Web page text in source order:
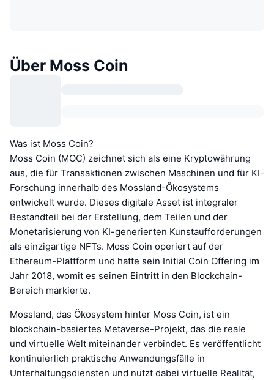
Über Moss Coin
Was ist Moss Coin?
Moss Coin (MOC) zeichnet sich als eine Kryptowährung
aus, die für Transaktionen zwischen Maschinen und für KI-
Forschung innerhalb des Mossland-Ökosystems
entwickelt wurde. Dieses digitale Asset ist integraler
Bestandteil bei der Erstellung, dem Teilen und der
Monetarisierung von KI-generierten Kunstaufforderungen
als einzigartige NFTs. Moss Coin operiert auf der
Ethereum-Plattform und hatte sein Initial Coin Offering im
Jahr 2018, womit es seinen Eintritt in den Blockchain-
Bereich markierte.
Mossland, das Ökosystem hinter Moss Coin, ist ein
blockchain-basiertes Metaverse-Projekt, das die reale
und virtuelle Welt miteinander verbindet. Es veröffentlicht
kontinuierlich praktische Anwendungsfälle in
Unterhaltungsdiensten und nutzt dabei virtuelle Realität,